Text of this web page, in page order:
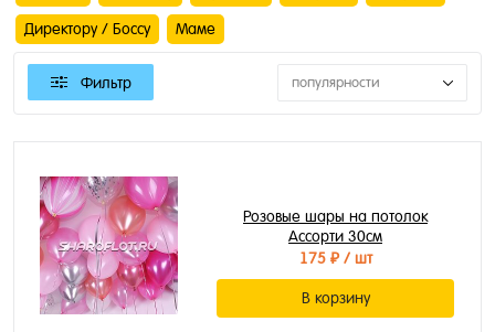
Директору / Боссу Маме
Фильтр популярности
Розовые шары на потолок
Ассорти 30см
175 ₽/ шт
В корзину